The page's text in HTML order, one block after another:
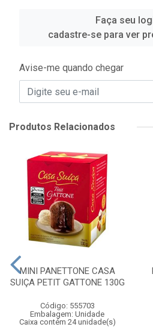
Faça seu
cadastre-se para ver
Avise-me quando chegar
Produtos Relacionados
MINI PANETTONE CASA
SUIÇA PETIT GATTONE 130G
Código: 555703
Embalagem: Unidade
Caixa contém 24 unidade(s)